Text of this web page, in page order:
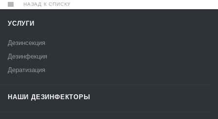
НАЗАД К СПИСКУ
УСЛУГИ
Дезинсекция
Дезинфекция
Дератизация
НАШИ ДЕЗИНФЕКТОРЫ